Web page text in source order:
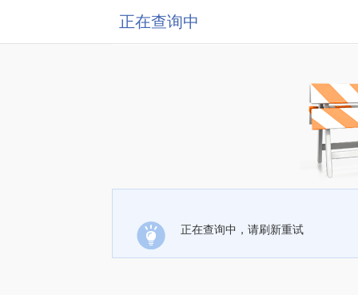
正在查询中
正在查询中，请刷新重试